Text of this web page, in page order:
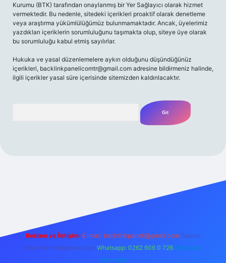
Kurumu (BTK) tarafından onaylanmış bir Yer Sağlayıcı olarak hizmet
vermektedir. Bu nedenle, sitedeki içerikleri proaktif olarak denetleme
veya araştırma yükümlülüğümüz bulunmamaktadır. Ancak, üyelerimiz
yazdıkları içeriklerin sorumluluğunu taşımakta olup, siteye üye olarak
bu sorumluluğu kabul etmiş sayılırlar.
Hukuka ve yasal düzenlemelere aykırı olduğunu düşündüğünüz
içerikleri, backlinkpanelicomtr@gmail.com adresine bildirmeniz halinde,
ilgili içerikler yasal süre içerisinde sitemizden kaldırılacaktır.
Reklam ve İletişim: E-mail: backlinkpaneli@gmail.com Teams:
forumhizmeti@gmail.com Whatsapp: 0262 606 0 726 Telegram:
@karabul